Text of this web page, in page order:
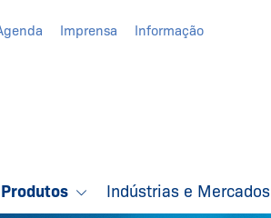
Imprensa Informação
Produtos Indústrias e Mercados